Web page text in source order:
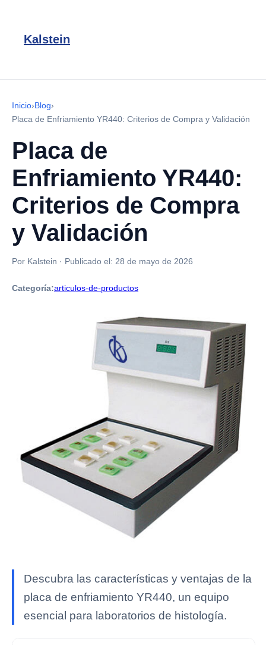
Kalstein
Inicio›Blog›
Placa de Enfriamiento YR440: Criterios de Compra y Validación
Placa de
Enfriamiento YR440:
Criterios de Compra
y Validación
Por Kalstein · Publicado el: 28 de mayo de 2026
Categoría:articulos-de-productos
Descubra las características y ventajas de la
placa de enfriamiento YR440, un equipo
esencial para laboratorios de histología.